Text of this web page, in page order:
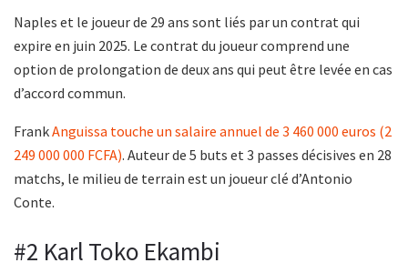
Naples et le joueur de 29 ans sont liés par un contrat qui
expire en juin 2025. Le contrat du joueur comprend une
option de prolongation de deux ans qui peut être levée en cas
d’accord commun.
FrankAnguissa touche un salaire annuel de 3 460 000 euros (2
249 000 000 FCFA). Auteur de 5 buts et 3 passes décisives en 28
matchs, le milieu de terrain est un joueur clé d’Antonio
Conte.
#2 Karl Toko Ekambi